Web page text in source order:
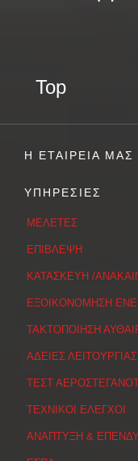
Top
Η ΕΤΑΙΡΕΙΑ ΜΑΣ
ΥΠΗΡΕΣΙΕΣ
ΜΕΛΕΤΕΣ
ΕΠΙΒΛΕΨΗ
ΚΑΤΑΣΚΕΥΗ /
ΕΞΟΙΚΟΝΟΜΗΣΗ
ΤΑΚΤΟΠΟΙΗΣΗ
ΑΔΕΙΕΣ ΛΕΙΤΟΥΡΓΙΑΣ
ΤΕΣΤ
ΤΕΧΝΙΚΟΙ ΕΛΕΓΧΟΙ
ΑΝΑΠΤΥΞΗ &